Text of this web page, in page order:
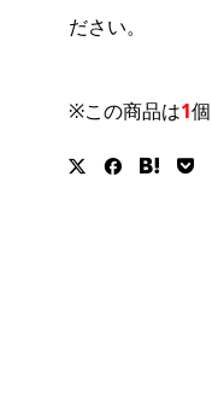
ださい。
※この商品は1